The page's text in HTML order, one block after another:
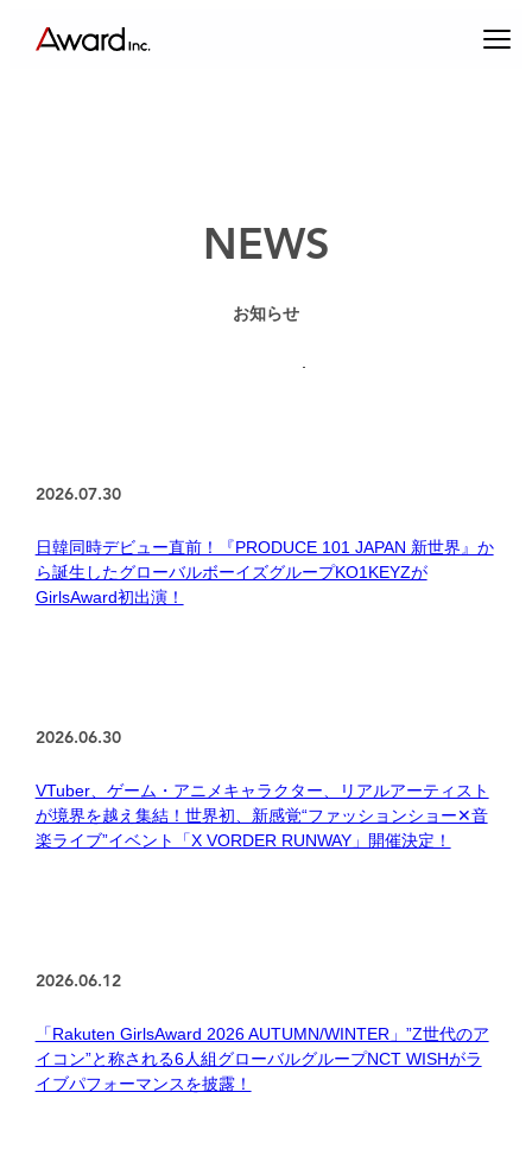
エンターテインメントプロデュース
コンテンツクリエイティブ & パブリックリレーションズ
楽天グループとのパートナーシップ
NEWS
お知らせ
2026.07.30
日韓同時デビュー直前！『PRODUCE 101 JAPAN 新世界』か
ら誕生したグローバルボーイズグループKO1KEYZが
GirlsAward初出演！
2026.06.30
VTuber、ゲーム・アニメキャラクター、リアルアーティスト
が境界を越え集結！世界初、新感覚“ファッションショー✕音
楽ライブ”イベント「X VORDER RUNWAY」開催決定！
2026.06.12
「Rakuten GirlsAward 2026 AUTUMN/WINTER」”Z世代のア
イコン”と称される6人組グローバルグループNCT WISHがラ
イブパフォーマンスを披露！